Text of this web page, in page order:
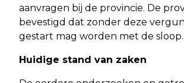
aanvragen bij de provincie. De
bevestigd dat zonder deze
gestart mag worden met de sloop.
Huidige stand van zaken